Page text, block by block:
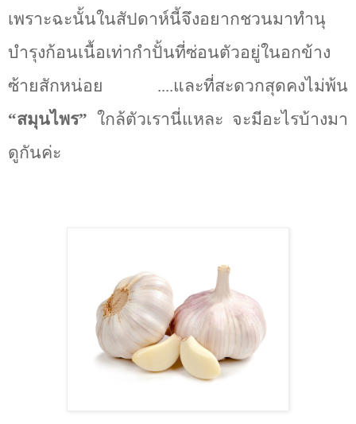
เพราะฉะนั้นในสัปดาห์นี้จึงอยากชวนมาทำนุ
บำรุงก้อนเนื้อเท่ากำปั้นที่ซ่อนตัวอยู่ในอกข้าง
ซ้ายสักหน่อย ....และที่สะดวกสุดคงไม่พ้น
“สมุนไพร” ใกล้ตัวเรานี่แหละ จะมีอะไรบ้างมา
ดูกันค่ะ